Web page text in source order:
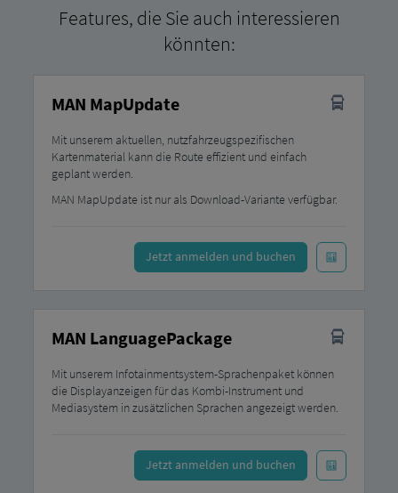
Features, die Sie auch interessieren
könnten:
MAN MapUpdate
Mit unserem aktuellen, nutzfahrzeugspezifischen
Kartenmaterial kann die Route effizient und einfach
geplant werden.
MAN MapUpdate ist nur als Download-Variante verfügbar.
Jetzt anmelden und buchen
MAN LanguagePackage
Mit unserem Infotainmentsystem-Sprachenpaket können
die Displayanzeigen für das Kombi-Instrument und
Mediasystem in zusätzlichen Sprachen angezeigt werden.
Jetzt anmelden und buchen